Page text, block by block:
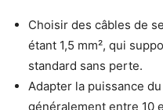
Choisir des câbles de
étant 1,5 mm², qui
standard sans perte.
Adapter la puissance
généralement entre 10